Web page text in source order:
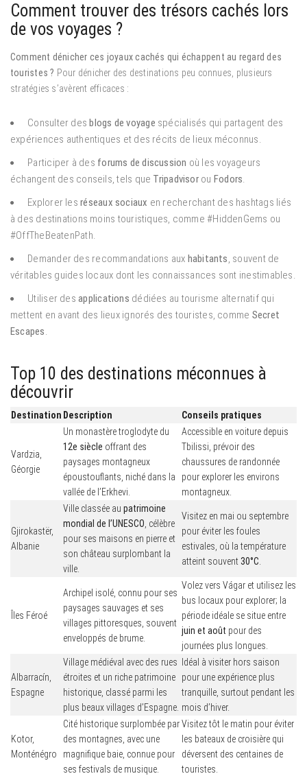
Comment trouver des trésors cachés lors
de vos voyages ?
Comment dénicher ces joyaux cachés qui échappent au regard des
touristes ? Pour dénicher des destinations peu connues, plusieurs
stratégies s’avèrent efficaces :
Consulter desblogs de voyage spécialisés qui partagent des
expériences authentiques et des récits de lieux méconnus.
Participer à des forums de discussion où les voyageurs
échangent des conseils, tels que Tripadvisorou Fodors.
Explorer lesréseaux sociaux en recherchant des hashtags liés
à des destinations moins touristiques, comme #HiddenGems ou
#OffTheBeatenPath.
Demander des recommandations aux habitants, souvent de
véritables guides locaux dont les connaissances sont inestimables.
Utiliser desapplications dédiées au tourisme alternatif qui
mettent en avant des lieux ignorés des touristes, comme Secret
Escapes.
Top 10 des destinations méconnues à
découvrir
Destination Description Conseils pratiques
Vardzia,
Géorgie
Un monastère troglodyte du
12e siècle offrant des
paysages montagneux
époustouflants, niché dans la
vallée de l’Erkhevi.
Accessible en voiture depuis
Tbilissi, prévoir des
chaussures de randonnée
pour explorer les environs
montagneux.
Gjirokastër,
Albanie
Ville classée au patrimoine
mondial de l’UNESCO , célèbre
pour ses maisons en pierre et
son château surplombant la
ville.
Visitez en mai ou septembre
pour éviter les foules
estivales, où la température
atteint souvent30°C
Îles Féroé
Archipel isolé, connu pour ses
paysages sauvages et ses
villages pittoresques, souvent
enveloppés de brume.
Volez vers Vágar et utilisez les
bus locaux pour explorer; la
période idéale se situe entre
juin et août pour des
journées plus longues.
Albarracín,
Espagne
Village médiéval avec des rues
étroites et un riche patrimoine
historique, classé parmi les
plus beaux villages d’Espagne.
Idéal à visiter hors saison
pour une expérience plus
tranquille, surtout pendant les
mois d’hiver.
Kotor,
Monténégro
Cité historique surplombée par
des montagnes, avec une
magnifique baie, connue pour
ses festivals de musique.
Visitez tôt le matin pour éviter
les bateaux de croisière qui
déversent des centaines de
touristes.